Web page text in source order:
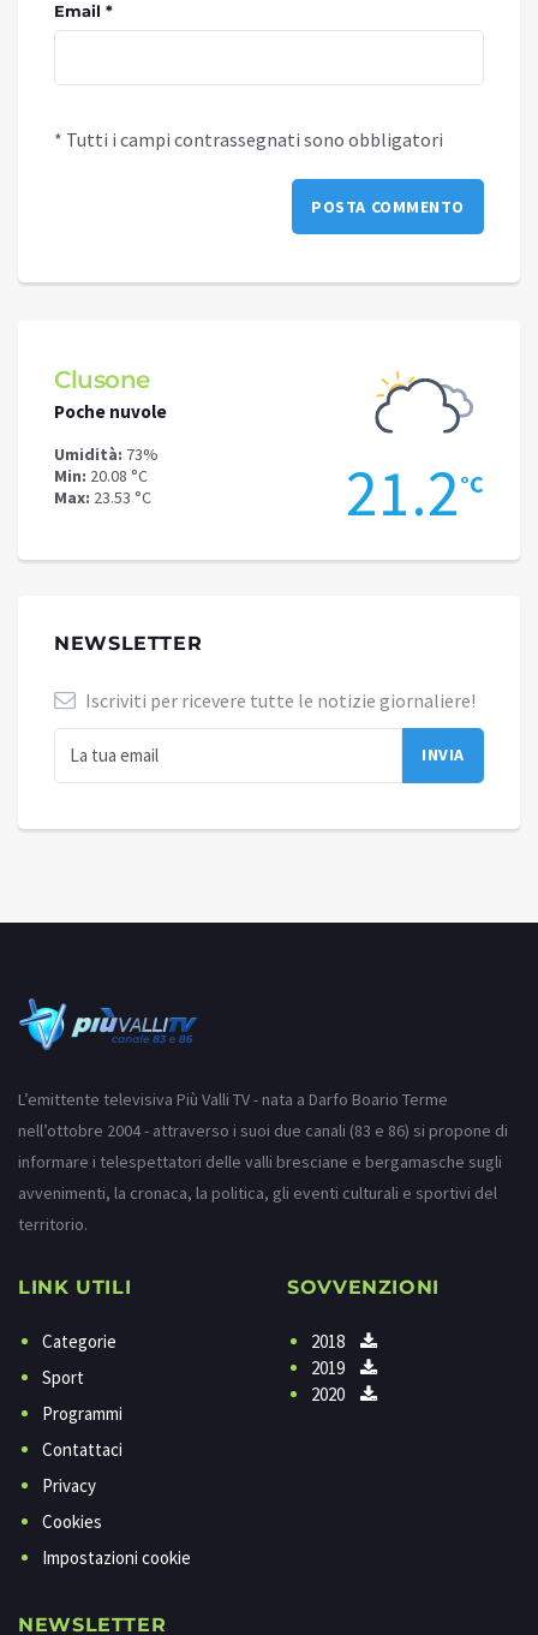
Email *
* Tutti i campi contrassegnati sono obbligatori
Clusone
Poche nuvole
Umidità: 73%
Min: 20.08 °C
Max: 23.53 °C 21.2°C
NEWSLETTER
Iscriviti per ricevere tutte le notizie giornaliere!
L’emittente televisiva Più Valli TV - nata a Darfo Boario Terme
nell’ottobre 2004 - attraverso i suoi due canali (83 e 86) si propone di
informare i telespettatori delle valli bresciane e bergamasche sugli
avvenimenti, la cronaca, la politica, gli eventi culturali e sportivi del
territorio.
LINK UTILI
Categorie
Sport
Programmi
Contattaci
Privacy
Cookies
Impostazioni cookie
SOVVENZIONI
2018
2019
2020
NEWSLETTER